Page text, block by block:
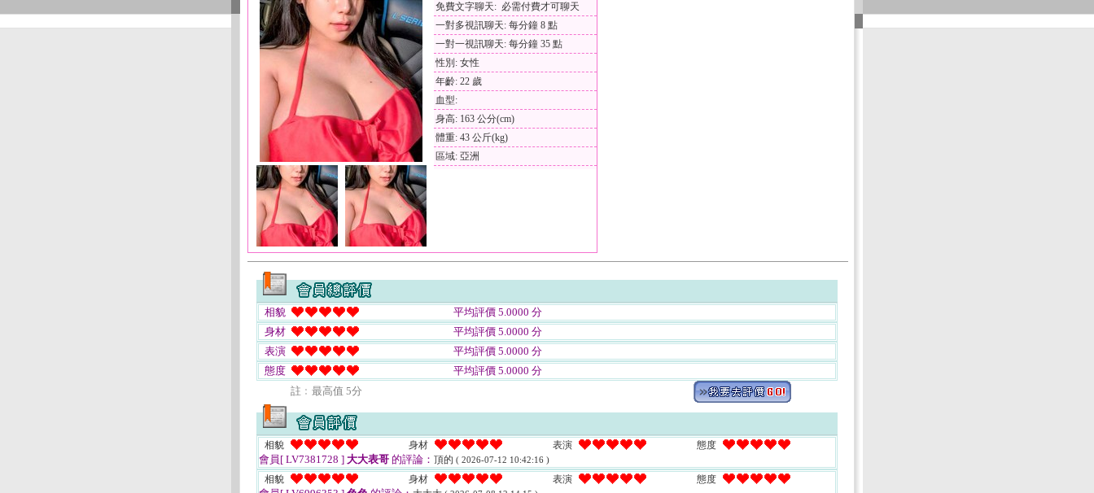
免費文字聊天: 必需付費才可聊天
一對多視訊聊天: 每分鐘 8 點
一對一視訊聊天: 每分鐘 35 點
性別: 女性
年齡: 22 歲
血型:
身高: 163 公分(cm)
體重: 43 公斤(kg)
區域: 亞洲
相貌
平均評價 5.0000 分
身材
平均評價 5.0000 分
表演
平均評價 5.0000 分
態度
平均評價 5.0000 分
註﹕最高值 5分
相貌 身材 表演 態度
會員[ LV7381728 ] 大大表哥 的評論： 頂的 ( 2026-07-12 10:42:16 )
相貌 身材 表演 態度